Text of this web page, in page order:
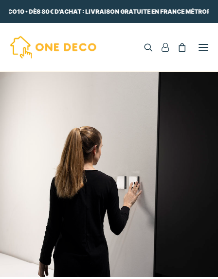
• DÈS 80€ D'ACHAT : LIVRAISON GRATUITE EN FRANCE